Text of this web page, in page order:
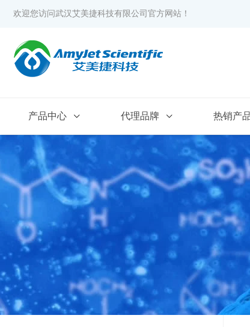
欢迎您访问武汉艾美捷科技有限公司官方网站！
产品中心 代理品牌 热销产